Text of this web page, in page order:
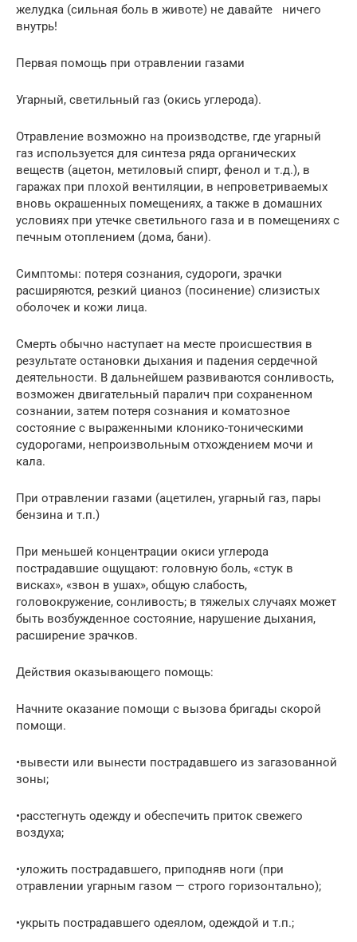
желудка (сильная боль в животе) не давайте ничего
внутрь!
Первая помощь при отравлении газами
Угарный, светильный газ (окись углерода).
Отравление возможно на производстве, где угарный
газ используется для синтеза ряда органических
веществ (ацетон, метиловый спирт, фенол и т.д.), в
гаражах при плохой вентиляции, в непроветриваемых
вновь окрашенных помещениях, а также в домашних
условиях при утечке светильного газа и в помещениях с
печным отоплением (дома, бани).
Симптомы: потеря сознания, судороги, зрачки
расширяются, резкий цианоз (посинение) слизистых
оболочек и кожи лица.
Смерть обычно наступает на месте происшествия в
результате остановки дыхания и падения сердечной
деятельности. В дальнейшем развиваются сонливость,
возможен двигательный паралич при сохраненном
сознании, затем потеря сознания и коматозное
состояние с выраженными клонико-тоническими
судорогами, непроизвольным отхождением мочи и
кала.
При отравлении газами (ацетилен, угарный газ, пары
бензина и т.п.)
При меньшей концентрации окиси углерода
пострадавшие ощущают: головную боль, «стук в
висках», «звон в ушах», общую слабость,
головокружение, сонливость; в тяжелых случаях может
быть возбужденное состояние, нарушение дыхания,
расширение зрачков.
Действия оказывающего помощь:
Начните оказание помощи с вызова бригады скорой
помощи.
•вывести или вынести пострадавшего из загазованной
зоны;
•расстегнуть одежду и обеспечить приток свежего
воздуха;
•уложить пострадавшего, приподняв ноги (при
отравлении угарным газом — строго горизонтально);
•укрыть пострадавшего одеялом, одеждой и т.п.;